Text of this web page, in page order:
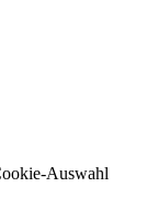
Auswahl